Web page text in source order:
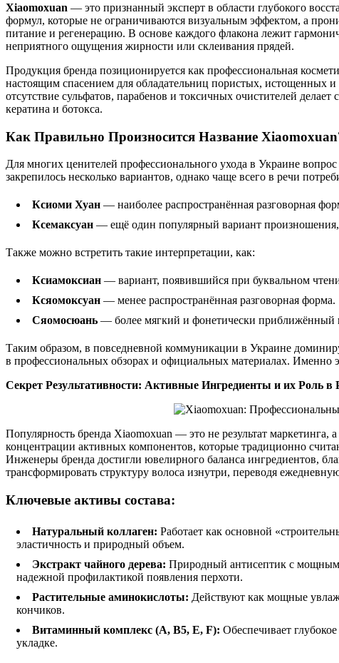
Xiaomoxuan — это признанный эксперт в области глубокого
формул, которые не ограничиваются визуальным эффектом, а
питание и регенерацию. В основе каждого флакона лежит
неприятного ощущения жирности или склеивания прядей.
Продукция бренда позиционируется как профессиональная
настоящим спасением для обладательниц пористых, истощенных
отсутствие сульфатов, парабенов и токсичных очистителей
кератина и ботокса.
Как Правильно Произносится Название
Для многих ценителей профессионального ухода в Украине
закрепилось несколько вариантов, однако чаще всего в речи
Ксиоми Хуан — наиболее распространённая разговорная
Ксемаксуан — ещё один популярный вариант произношения,
Также можно встретить такие интерпретации, как:
Ксиамоксиан — вариант, появившийся при буквальном
Ксяомоксуан — менее распространённая разговорная форма.
Сяомосюань — более мягкий и фонетически приближённый
Таким образом, в повседневной коммуникации в Украине
в профессиональных обзорах и официальных материалах. Именно
Секрет Результативности: Активные Ингредиенты и их Роль в
Популярность бренда Xiaomoxuan — это не результат
концентрации активных компонентов, которые традиционно
Инженеры бренда достигли ювелирного баланса ингредиентов,
трансформировать структуру волоса изнутри, переводя
Ключевые активы состава:
Натуральный коллаген: Работает как основной
эластичность и природный объем.
Экстракт чайного дерева: Природный антисептик с мощным
надежной профилактикой появления перхоти.
Растительные аминокислоты: Действуют как мощные
кончиков.
Витаминный комплекс (A, B5, E, F): Обеспечивает
укладке.